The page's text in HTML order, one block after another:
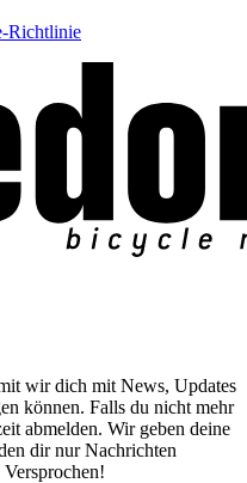
Richtlinie
wir dich mit News, Updates
können. Falls du nicht mehr
abmelden. Wir geben deine
dir nur Nachrichten